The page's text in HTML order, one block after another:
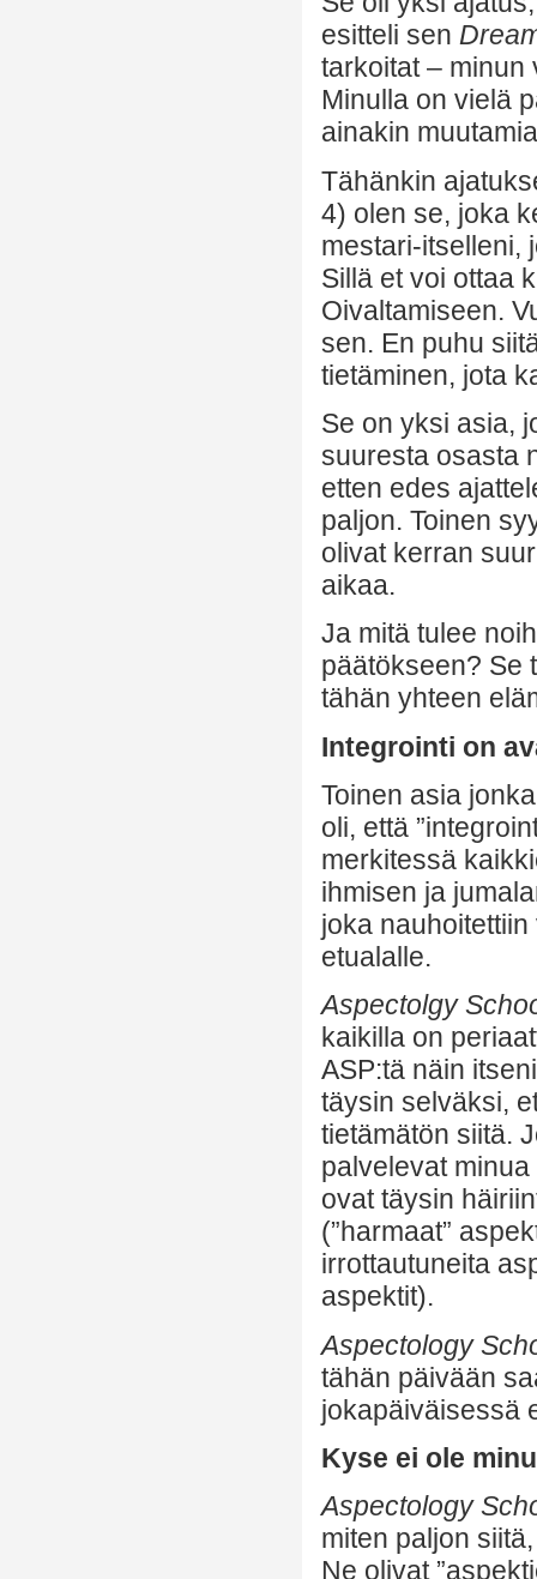
esitteli sen
tarkoitat – minun
Minulla on vielä
ainakin
Tähänkin
4) olen se, joka
mestari-itselleni,
Sillä et voi ottaa
Oivaltamiseen.
sen. En puhu
tietäminen, jota
Se on yksi asia,
suuresta osasta
etten edes
paljon. Toinen
olivat kerran
aikaa.
Ja mitä tulee
päätökseen? Se
tähän yhteen
Integrointi on
Toinen asia
oli, että
merkitessä
ihmisen ja
joka
etualalle.
Aspectolgy
kaikilla on
ASP:tä näin
täysin selväksi,
tietämätön siitä.
palvelevat
ovat täysin
(”harmaat”
irrottautuneita
aspektit).
Aspectology
tähän päivään
jokapäiväisessä
Kyse ei ole
Aspectology
miten paljon
Ne olivat